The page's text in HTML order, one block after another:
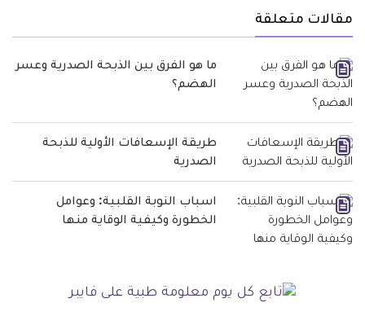
مقالات متعلقة
ما هو الفرق بين الذبحة الصدرية وعسر
الهضم؟
طريقة الإسعافات الأولية للذبحة
الصدرية
اسباب النوبة القلبية: وعوامل
الخطورة وكيفية الوقاية منها